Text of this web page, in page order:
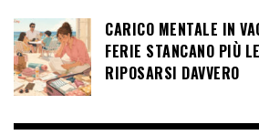
CARICO MENTALE IN
FERIE STANCANO PIÙ
RIPOSARSI DAVVERO